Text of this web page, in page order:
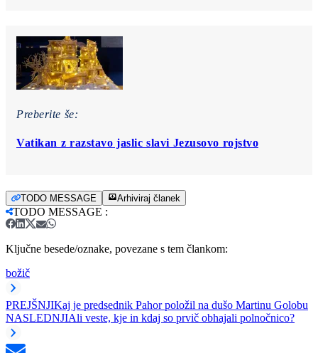
Preberite še:
Vatikan z razstavo jaslic slavi Jezusovo rojstvo
TODO MESSAGE Arhiviraj članek
TODO MESSAGE :
Ključne besede/oznake, povezane s tem člankom:
božič
PREJŠNJIKaj je predsednik Pahor položil na dušo Martinu Golobu
NASLEDNJIAli veste, kje in kdaj so prvič obhajali polnočnico?